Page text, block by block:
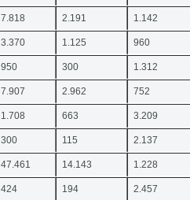
7.818 2.191 1.142
3.370 1.125 960
950 300 1.312
7.907 2.962 752
1.708 663 3.209
300 115 2.137
47.461 14.143 1.228
424 194 2.457